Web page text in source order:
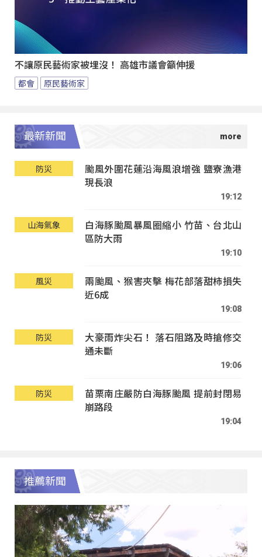
不讓原民藝術家被埋沒！ 高雄市議會籲伸援
都會 原民藝術家
最新新聞
防災
颱風外圍花蓮沿海風浪增強 鹽寮漁港
現長浪
19:12
山海氣象
白海豚颱風暴風圈縮小 竹苗、台北山
區防大雨
19:10
風災
兩颱風、猴害夾擊 梅花部落甜柿損失
近6成
19:08
防災
大豪雨炸尖石！ 落石阻路及時搶修交
通未斷
19:06
防災
苗栗南庄嚴防白海豚颱風 提前封閉易
崩路段
19:04
推薦新聞